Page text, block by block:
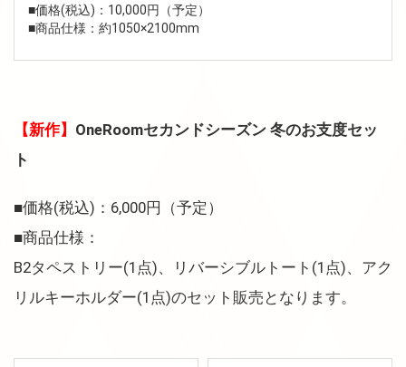
■価格(税込)：10,000円（予定）
■商品仕様：約1050×2100mm
【新作】 OneRoomセカンドシーズン 冬のお支度セッ
ト
■価格(税込)：6,000円（予定）
■商品仕様：
B2タペストリー(1点)、リバーシブルトート(1点)、アク
リルキーホルダー(1点)のセット販売となります。